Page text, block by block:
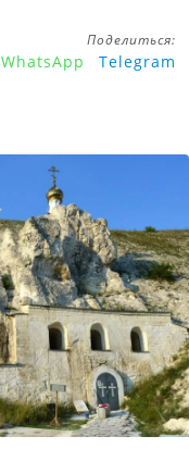
Поделиться:
WhatsApp Telegram